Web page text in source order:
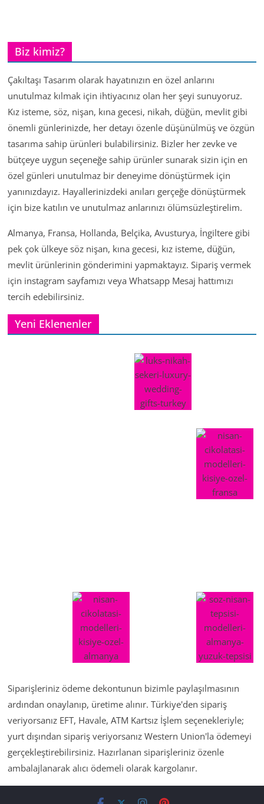
Biz kimiz?
Çakıltaşı Tasarım olarak hayatınızın en özel anlarını
unutulmaz kılmak için ihtiyacınız olan her şeyi sunuyoruz.
Kız isteme, söz, nişan, kına gecesi, nikah, düğün, mevlit gibi
önemli günlerinizde, her detayı özenle düşünülmüş ve özgün
tasarıma sahip ürünleri bulabilirsiniz. Bizler her zevke ve
bütçeye uygun seçeneğe sahip ürünler sunarak sizin için en
özel günleri unutulmaz bir deneyime dönüştürmek için
yanınızdayız. Hayallerinizdeki anıları gerçeğe dönüştürmek
için bize katılın ve unutulmaz anlarınızı ölümsüzleştirelim.
Almanya, Fransa, Hollanda, Belçika, Avusturya, İngiltere gibi
pek çok ülkeye söz nişan, kına gecesi, kız isteme, düğün,
mevlit ürünlerinin gönderimini yapmaktayız. Sipariş vermek
için instagram sayfamızı veya Whatsapp Mesaj hattımızı
tercih edebilirsiniz.
Yeni Eklenenler
Siparişleriniz ödeme dekontunun bizimle paylaşılmasının
ardından onaylanıp, üretime alınır. Türkiye'den sipariş
veriyorsanız EFT, Havale, ATM Kartsız İşlem seçenekleriyle;
yurt dışından sipariş veriyorsanız Western Union'la ödemeyi
gerçekleştirebilirsiniz. Hazırlanan siparişleriniz özenle
ambalajlanarak alıcı ödemeli olarak kargolanır.